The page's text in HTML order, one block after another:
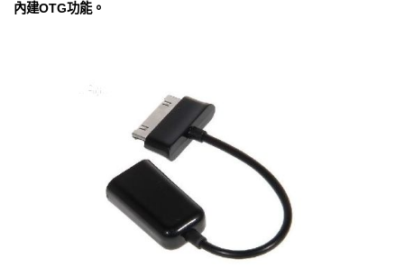
內建OTG功能。